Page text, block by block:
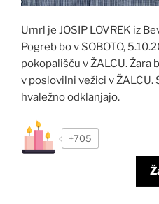
Umrl je JOSIP LOVREK iz
Pogreb bo v SOBOTO,
pokopališču v ŽALCU. Žara
v poslovilni vežici v ŽALCU.
hvaležno odklanjajo.
+705